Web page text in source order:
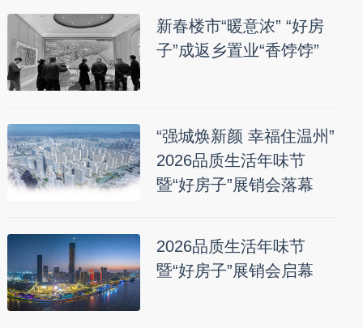
新春楼市“暖意浓” “好房
子”成返乡置业“香饽饽”
“强城焕新颜 幸福住温州”
2026品质生活年味节
暨“好房子”展销会落幕
2026品质生活年味节
暨“好房子”展销会启幕